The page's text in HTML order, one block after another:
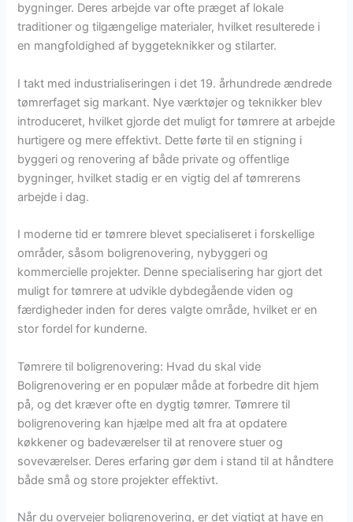
bygninger. Deres arbejde var ofte præget af lokale
traditioner og tilgængelige materialer, hvilket resulterede i
en mangfoldighed af byggeteknikker og stilarter.
I takt med industrialiseringen i det 19. århundrede ændrede
tømrerfaget sig markant. Nye værktøjer og teknikker blev
introduceret, hvilket gjorde det muligt for tømrere at arbejde
hurtigere og mere effektivt. Dette førte til en stigning i
byggeri og renovering af både private og offentlige
bygninger, hvilket stadig er en vigtig del af tømrerens
arbejde i dag.
I moderne tid er tømrere blevet specialiseret i forskellige
områder, såsom boligrenovering, nybyggeri og
kommercielle projekter. Denne specialisering har gjort det
muligt for tømrere at udvikle dybdegående viden og
færdigheder inden for deres valgte område, hvilket er en
stor fordel for kunderne.
Tømrere til boligrenovering: Hvad du skal vide
Boligrenovering er en populær måde at forbedre dit hjem
på, og det kræver ofte en dygtig tømrer. Tømrere til
boligrenovering kan hjælpe med alt fra at opdatere
køkkener og badeværelser til at renovere stuer og
soveværelser. Deres erfaring gør dem i stand til at håndtere
både små og store projekter effektivt.
Når du overvejer boligrenovering, er det vigtigt at have en